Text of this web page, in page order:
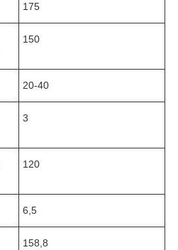
175
150
20-40
3
120
6,5
158,8